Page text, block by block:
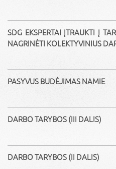
SDG EKSPERTAI ĮTRAUKTI Į
NAGRINĖTI KOLEKTYVINIUS
PASYVUS BUDĖJIMAS NAMIE
DARBO TARYBOS (III DALIS)
DARBO TARYBOS (II DALIS)